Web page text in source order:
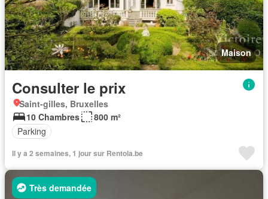
Maison
Consulter le prix
Saint-gilles, Bruxelles
10 Chambres
800 m²
Parking
Il y a 2 semaines, 1 jour sur Rentola.be
Très demandée